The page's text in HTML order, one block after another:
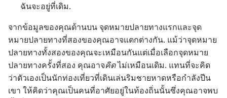
ฉัน​จะ​อยู่​ที่​เดิม.
จาก​ข้อมูล​ของ​คุณ​ด้าน​บน จุด​หมาย​ปลาย​ทาง​แรก​และ​จุด​
หมาย​ปลาย​ทาง​ที่​สอง​ของ​คุณ​อาจ​แตกต่าง​กัน. แม้​ว่า​จุด​หมาย​
ปลาย​ทาง​ทั้ง​สอง​ของ​คุณ​จะ​เหมือน​กัน​แต่​เมื่อ​เลือก​จุด​หมาย​
ปลาย​ทาง​ครั้ง​ที่​สอง คุณ​อาจ​คิดไม่​เหมือน​เดิม. แทน​ที่​จะ​คิด​
ว่า​ตัว​เอง​เป็น​นัก​ท่อง​เที่ยว​ที่​เดิน​เล่น​ริม​ชาย​หาด​หรือ​กำลัง​ปีน​
เขา ให้​คิด​ว่า​คุณ​เป็น​คน​ที่​อาศัย​อยู่​ใน​ท้องถิ่น​นั้น​ซึ่ง​คุณ​อาจ​พบ​